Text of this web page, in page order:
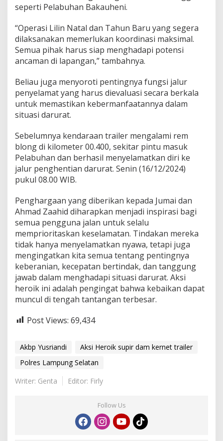
P
e
n
g
h
r
g
a
l
e
h
K
a
l
r
e
s
seperti Pelabuhan Bakauheni.
“Operasi Lilin Natal dan Tahun Baru yang segera
dilaksanakan memerlukan koordinasi maksimal.
Semua pihak harus siap menghadapi potensi
ancaman di lapangan,” tambahnya.
Beliau juga menyoroti pentingnya fungsi jalur
penyelamat yang harus dievaluasi secara berkala
untuk memastikan kebermanfaatannya dalam
situasi darurat.
Sebelumnya kendaraan trailer mengalami rem
blong di kilometer 00.400, sekitar pintu masuk
Pelabuhan dan berhasil menyelamatkan diri ke
jalur penghentian darurat. Senin (16/12/2024)
pukul 08.00 WIB.
Penghargaan yang diberikan kepada Jumai dan
Ahmad Zaahid diharapkan menjadi inspirasi bagi
semua pengguna jalan untuk selalu
memprioritaskan keselamatan. Tindakan mereka
tidak hanya menyelamatkan nyawa, tetapi juga
mengingatkan kita semua tentang pentingnya
keberanian, kecepatan bertindak, dan tanggung
jawab dalam menghadapi situasi darurat. Aksi
heroik ini adalah pengingat bahwa kebaikan dapat
muncul di tengah tantangan terbesar.
Post Views: 69,434
Akbp Yusriandi
Aksi Heroik supir dam kernet trailer
Polres Lampung Selatan
Writer: Genta
Editor: Firly
Follow Us